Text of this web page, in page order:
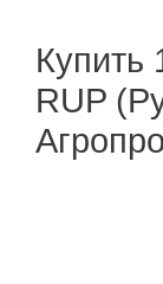
Купить
RUP